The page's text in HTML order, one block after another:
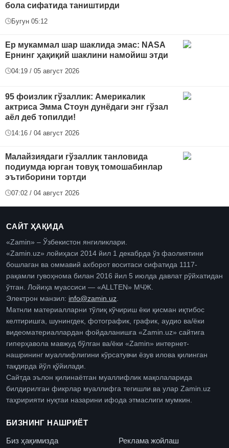
бола сифатида таништирди
Бугун 05:12
Ер мукаммал шар шаклида эмас: NASA
Ернинг ҳақиқий шаклини намойиш этди
04:19 / 05 август 2026
95 фоизлик гўзаллик: Америкалик
актриса Эмма Стоун дунёдаги энг гўзал
аёл деб топилди!
14:16 / 04 август 2026
Малайзиядаги гўзаллик танловида
подиумда юрган товуқ томошабинлар
эътиборини тортди
07:02 / 04 август 2026
САЙТ ҲАҚИДА
«Zamin» – Ўзбекистон янгиликлари.
«Zamin.uz» лойиҳаси 2014 йил 1 декабрда ўз фаолиятини
бошлаган ва оммавий ахборот воситаси сифатида 1117-
рақамли гувоҳнома билан 2016 йил 5 июлда давлат рўйхатидан
ўтган. Лойиҳа муассиси — «ALLTEN» МЧЖ.
Электрон манзил: info@zamin.uz
Матнли материалларни тўлиқ кўчириш ёки қисман иқтибос
келтиришга, шунингдек, фотографик, график, аудио ва/ёки
видеоматериаллардан фойдаланишга «Zamin.uz» сайтига
гиперҳавола мавжуд бўлган ва/ёки «Zamin» интернет-
нашрининг муаллифлигини кўрсатувчи ёзув илова қилинган
тақдирда йўл қўйилади.
Сайтда эълон қилинаётган муаллифлик мақолаларида
билдирилган фикрлар муаллифга тегишли ва улар Zamin.uz
таҳририяти нуқтаи назарини ифода этмаслиги мумкин.
БИЗНИНГ НАШРИЁТ
Биз ҳақимизда Реклама жойлаш